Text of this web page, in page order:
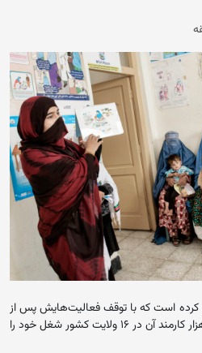
کرده است که با توقف فعالیت‌هایش پس از
چهار دهه در افغانستان، حدود ۷ هزار کارمند آن در ۱۶ ولایت کشور شغل خود را